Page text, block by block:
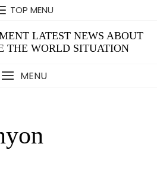
TOP MENU
LATEST NEWS ABOUT
THE WORLD SITUATION
MENU